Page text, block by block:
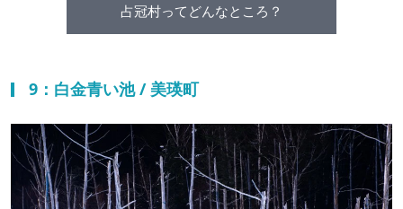
占冠村ってどんなところ？
9：白金青い池 / 美瑛町